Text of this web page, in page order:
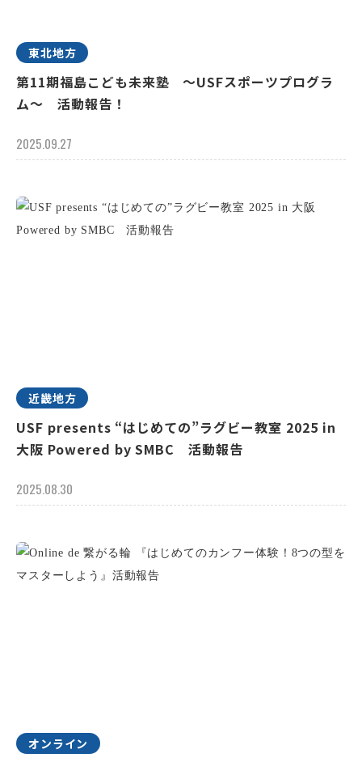
東北地方
第11期福島こども未来塾 ～USFスポーツプログラ
ム～ 活動報告！
2025.09.27
近畿地方
USF presents “はじめての”ラグビー教室 2025 in
大阪 Powered by SMBC 活動報告
2025.08.30
オンライン